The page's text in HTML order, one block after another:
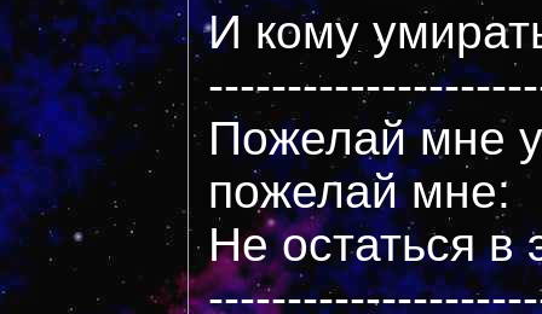
И кому
Пожелай мне
пожелай мне:
Не остаться в